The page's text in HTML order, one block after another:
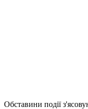
Обставини події